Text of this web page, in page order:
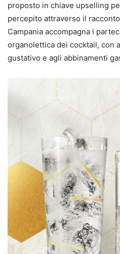
proposto in chiave upselling
percepito attraverso il racconto
Campania accompagna i
organolettica dei cocktail, con
gustativo e agli abbinamenti